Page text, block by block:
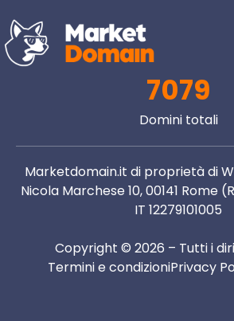
7079
Domini totali
Marketdomain.it di proprietà di
Nicola Marchese 10, 00141 Rome
IT 12279101005
Copyright © 2026 – Tutti i
Termini e condizioniPrivacy